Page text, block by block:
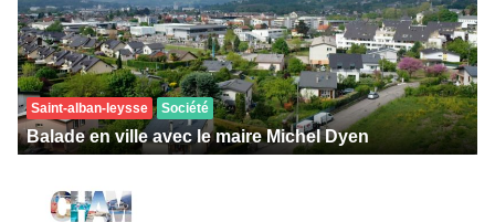
Saint-alban-leysse Société
Balade en ville avec le maire Michel Dyen